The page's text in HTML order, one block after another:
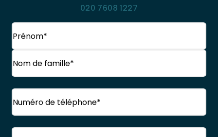
020 7608 1227
Nom
Prénom
famille
Téléphone
Courriel